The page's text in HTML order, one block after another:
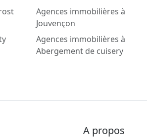
Agences immobilières à
Jouvençon
Agences immobilières à
Abergement de cuisery
A propos